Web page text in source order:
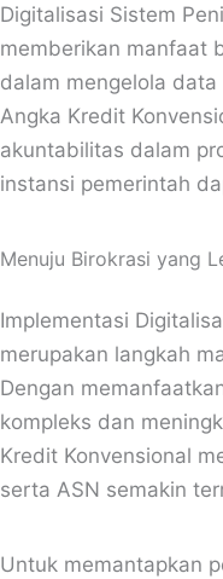
Digitalisasi Sistem
memberikan manfaat
dalam mengelola
Angka Kredit
akuntabilitas dalam
instansi pemerintah
Menuju Birokrasi yang
Implementasi
merupakan langkah
Dengan
kompleks dan
Kredit Konvensional
serta ASN semakin
Untuk memantapkan